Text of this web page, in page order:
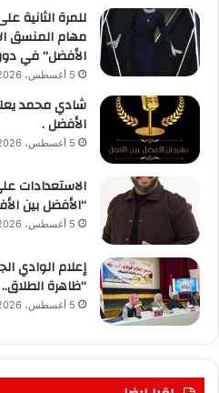
للمرة الثانية
مهام المنسق
الأفضل” في
5 أغسطس، 2026
شادي محمد
الأفضل .
5 أغسطس، 2026
الاستعدادات
“الأفضل بين
5 أغسطس، 2026
إعلام الوادي
“ظاهرة
5 أغسطس، 2026